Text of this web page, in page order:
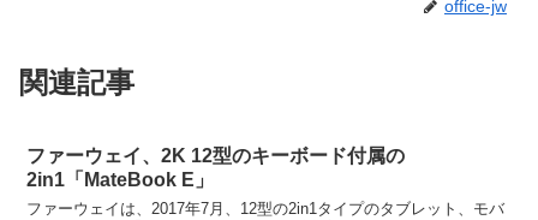
office-jw
関連記事
ファーウェイ、2K 12型のキーボード付属の
2in1「MateBook E」
ファーウェイは、2017年7月、12型の2in1タイプのタブレット、モバ